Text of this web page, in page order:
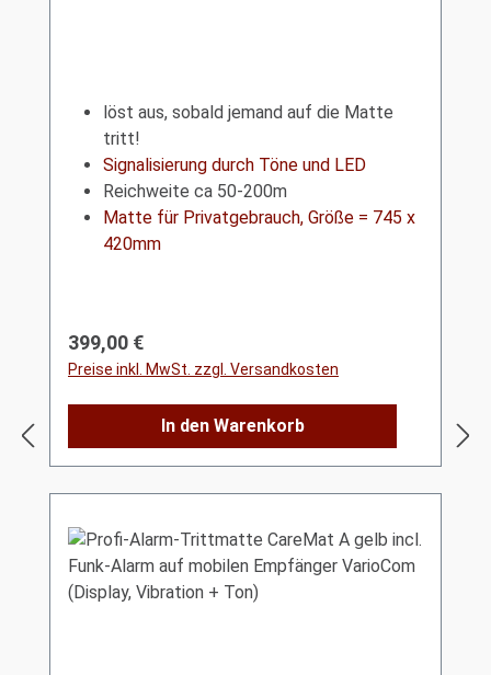
löst aus, sobald jemand auf die Matte
tritt!
Signalisierung durch Töne und LED
Reichweite ca 50-200m
Matte für Privatgebrauch, Größe = 745 x
420mm
Regulärer Preis:
399,00 €
Preise inkl. MwSt. zzgl. Versandkosten
In den Warenkorb